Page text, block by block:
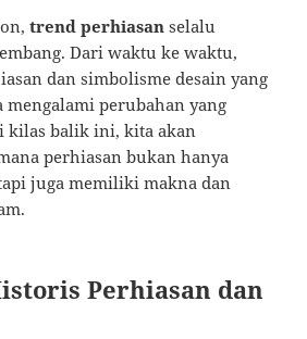
trend perhiasan selalu
Dari waktu ke waktu,
dan simbolisme desain yang
perubahan yang
kilas balik ini, kita akan
perhiasan bukan hanya
juga memiliki makna dan
Perhiasan dan